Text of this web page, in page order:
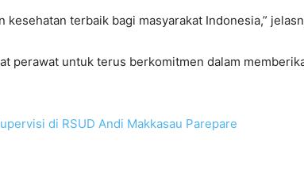
terbaik bagi masyarakat Indonesia,”
perawat untuk terus berkomitmen dalam
di RSUD Andi Makkasau Parepare